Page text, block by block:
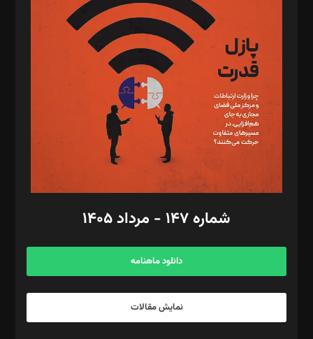
د‌بیر تحریریه آنلاین: بابک نقاش
تحریریه‌: مجتبی محمود‌ی، آرش برهمند، یسنا امان‌پور، سروش کرمیان،
مصطفی مسجدی آرانی، ابوالفضل رجبی، زهرا فکرانه، فائزه فتحی
رستمی،مصطفی باستان
ویرایش: نگار استاد‌‌آقا
طراح یونیفرم: مجید توکلی
فیلمبرداری و عکاسی: امیر شفیعی، مانی لطفی زاده
گرافیک و صفحه‌آرایی: سید‌سبحان‌علی ثابت
مد‌یر توسعه تجاری: کامبیز برید‌
امور مالی: شاپور رهبری، محمد‌ کاظمی‌نیا
آگهی و مشترکین: ۰۹۱۹۹۹۹۰۴۵۴
شماره ۱۴۷ - مرداد ۱۴۰۵
دانلود ماهنامه
نمایش مقالات